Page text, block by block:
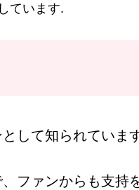
ています.
して知られています
ファンからも支持